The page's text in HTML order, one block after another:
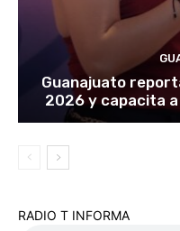
Guanajuato
2026 y capacita
RADIO T INFORMA